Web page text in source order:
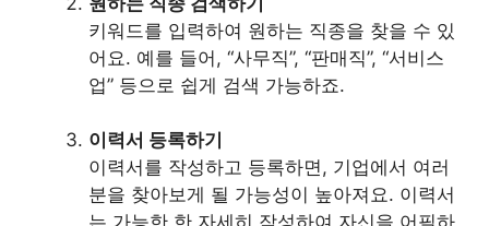
키워드를 입력하여 원하는 직종을 찾을 수 있
어요. 예를 들어, “사무직”, “판매직”, “서비스
업” 등으로 쉽게 검색 가능하죠.
이력서 등록하기
이력서를 작성하고 등록하면, 기업에서 여러
분을 찾아보게 될 가능성이 높아져요. 이력서